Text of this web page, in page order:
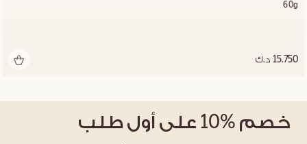
60g
15.750 د.ك
خصم %10 على أول طلب